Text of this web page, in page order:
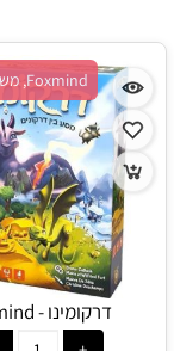
Foxmind, מש' 2-4, גיל 5+
דרקומינו - Foxmind